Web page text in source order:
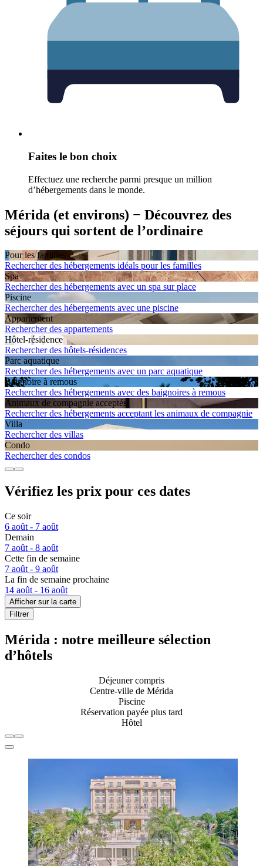
Faites le bon choix
Effectuez une recherche parmi presque un million
d’hébergements dans le monde.
Mérida (et environs) − Découvrez des
séjours qui sortent de l’ordinaire
Pour les familles
Rechercher des hébergements idéals pour les familles
Spa
Rechercher des hébergements avec un spa sur place
Piscine
Rechercher des hébergements avec une piscine
Appartement
Rechercher des appartements
Hôtel-résidence
Rechercher des hôtels-résidences
Parc aquatique
Rechercher des hébergements avec un parc aquatique
Baignoire à remous
Rechercher des hébergements avec des baignoires à remous
Animaux de compagnie acceptés
Rechercher des hébergements acceptant les animaux de compagnie
Villa
Rechercher des villas
Condo
Rechercher des condos
Vérifiez les prix pour ces dates
Ce soir
6 août - 7 août
Demain
7 août - 8 août
Cette fin de semaine
7 août - 9 août
La fin de semaine prochaine
14 août - 16 août
Afficher sur la carte
Filtrer
Mérida : notre meilleure sélection
d’hôtels
Déjeuner compris
Centre-ville de Mérida
Piscine
Réservation payée plus tard
Hôtel